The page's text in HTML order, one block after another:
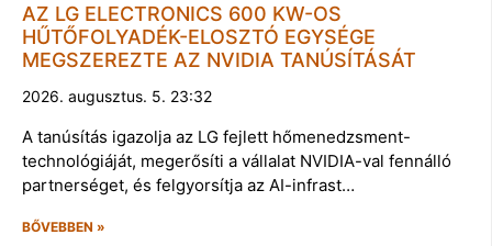
AZ LG ELECTRONICS 600 KW-OS
HŰTŐFOLYADÉK-ELOSZTÓ EGYSÉGE
MEGSZEREZTE AZ NVIDIA TANÚSÍTÁSÁT
2026. augusztus. 5. 23:32
A tanúsítás igazolja az LG fejlett hőmenedzsment-
technológiáját, megerősíti a vállalat NVIDIA-val fennálló
partnerséget, és felgyorsítja az AI-infrast…
BŐVEBBEN »